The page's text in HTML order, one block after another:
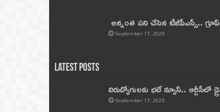
అన్నంత పని చేసిన టీజీపీఎస్సీ..
September 17, 2025
Latest Posts
నిరుద్యోగులకు భలే న్యూస్.. ఆర్టీసీలో
September 17, 2025